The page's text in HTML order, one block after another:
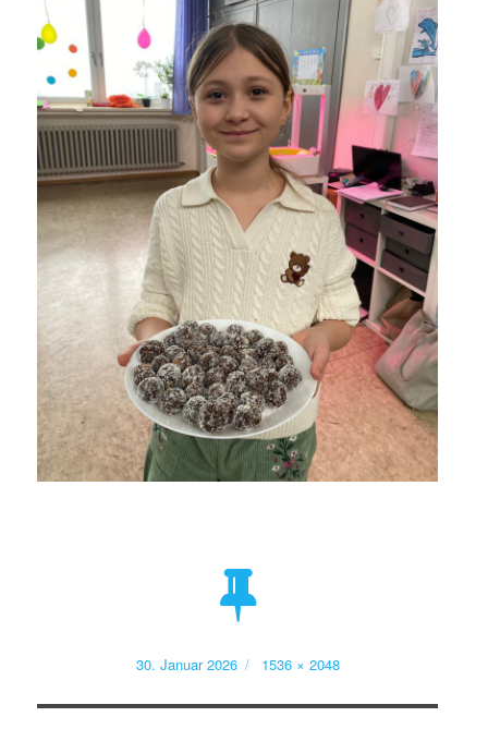
Veröffentlicht
30. Januar 2026
Volle
1536 × 2048